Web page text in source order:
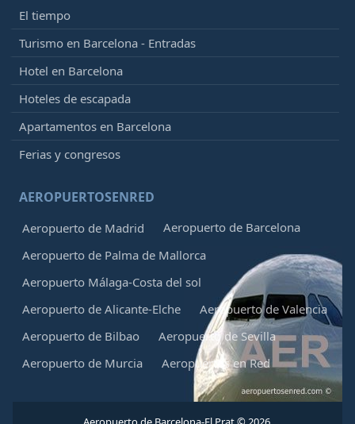
El tiempo
Turismo en Barcelona - Entradas
Hotel en Barcelona
Hoteles de escapada
Apartamentos en Barcelona
Ferias y congresos
AEROPUERTOSENRED
Aeropuerto de Madrid
Aeropuerto de Barcelona
Aeropuerto de Palma de Mallorca
Aeropuerto Málaga-Costa del sol
Aeropuerto de Alicante-Elche
Aeropuerto de Valencia
Aeropuerto de Bilbao
Aeropuerto de Sevilla
Aeropuerto de Murcia
Aeropuertos en Red